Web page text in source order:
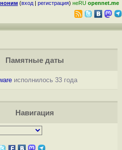
(вход | регистрация) неRU opennet.me
Памятные даты
исполнилось 33 года
Навигация